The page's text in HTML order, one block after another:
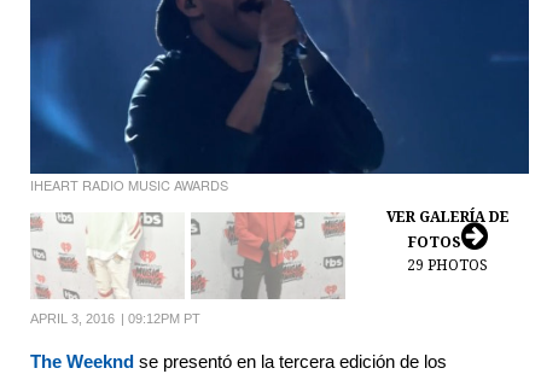
IHEART RADIO MUSIC AWARDS
VER GALERÍA DE
FOTOS
29 PHOTOS
APRIL 3, 2016 09:12PM PT
The Weeknd se presentó en la tercera edición de los